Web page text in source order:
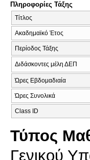
Πληροφορίες Τάξης
Τίτλος
Ακαδημαϊκό Έτος
Περίοδος Τάξης
Διδάσκοντες μέλη ΔΕΠ
Ώρες Εβδομαδιαία
Ώρες Συνολικά
Class ID
Τύπος
Γενικού